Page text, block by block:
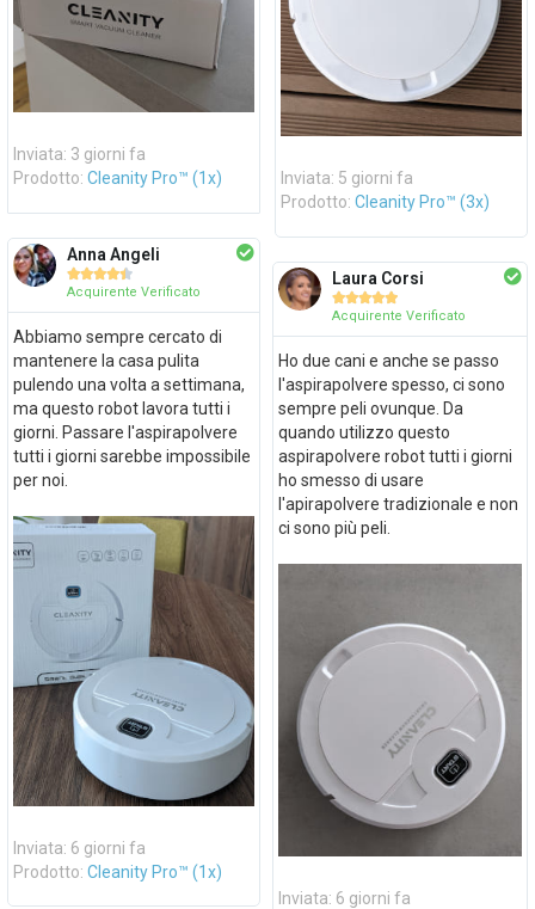
Inviata: 3 giorni fa
Prodotto: Cleanity Pro™ (1x)
Anna Angeli

Acquirente Verificato
Abbiamo sempre cercato di
mantenere la casa pulita
pulendo una volta a settimana,
ma questo robot lavora tutti i
giorni. Passare l'aspirapolvere
tutti i giorni sarebbe impossibile
per noi.
Inviata: 6 giorni fa
Prodotto: Cleanity Pro™ (1x)
Inviata: 5 giorni fa
Prodotto: Cleanity Pro™ (3x)
Laura Corsi

Acquirente Verificato
Ho due cani e anche se passo
l'aspirapolvere spesso, ci sono
sempre peli ovunque. Da
quando utilizzo questo
aspirapolvere robot tutti i giorni
ho smesso di usare
l'apirapolvere tradizionale e non
ci sono più peli.
Inviata: 6 giorni fa